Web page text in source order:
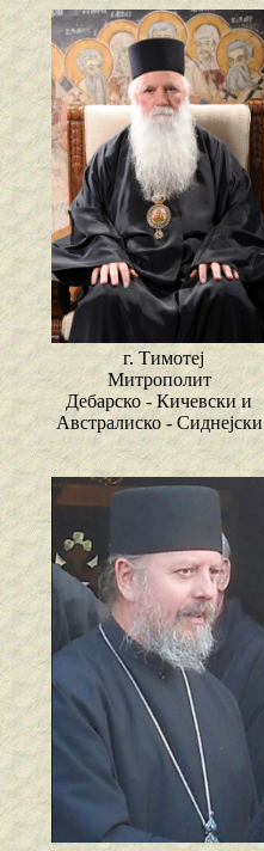
г. Тимотеј
Митрополит
Дебарско - Кичевски и
Австралиско - Сиднејски